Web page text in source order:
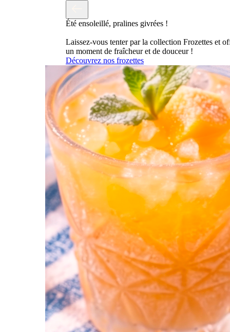
Été ensoleillé, pralines givrées !
Laissez-vous tenter par la collection Frozettes et
un moment de fraîcheur et de douceur !
Découvrez nos frozettes